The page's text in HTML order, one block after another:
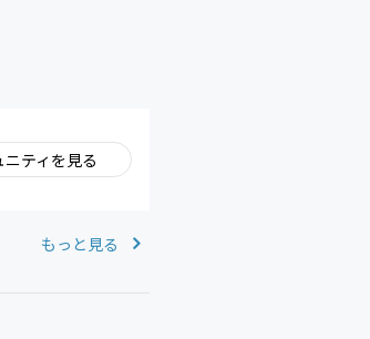
ニティを見る
もっと見る